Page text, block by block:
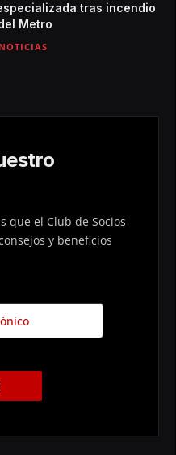
tras incendio
Metro
NOTICIAS
que el Club de Socios
y beneficios